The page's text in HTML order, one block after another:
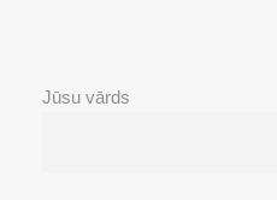
Jūsu vārds